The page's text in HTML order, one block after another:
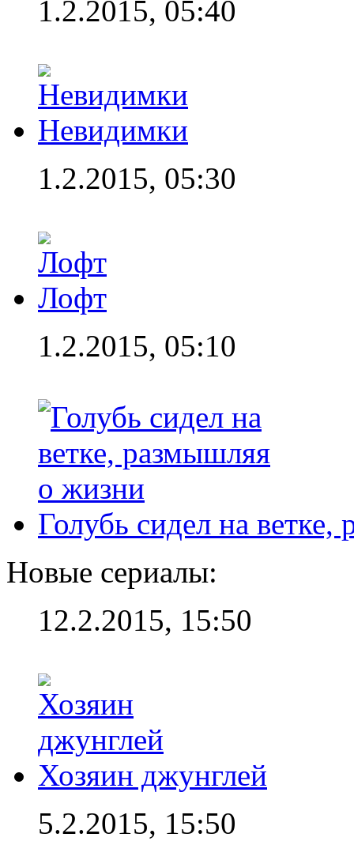
1.2.2015, 05:40
Невидимки
1.2.2015, 05:30
Лофт
1.2.2015, 05:10
Голубь сидел на
Новые сериалы:
12.2.2015, 15:50
Хозяин джунглей
5.2.2015, 15:50